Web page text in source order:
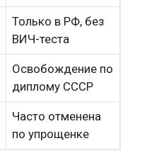
Только в РФ, без
ВИЧ-теста
Освобождение по
диплому СССР
Часто отменена
по упрощенке